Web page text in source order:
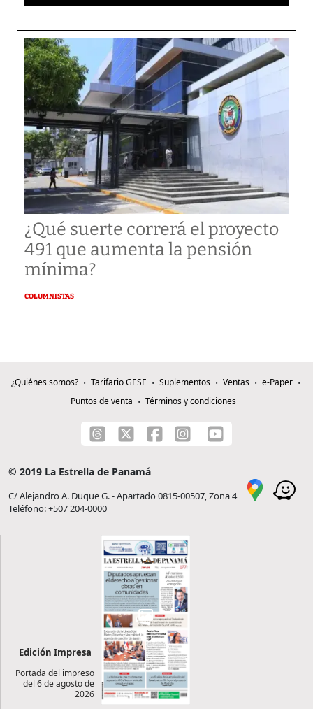
¿Qué suerte correrá el proyecto
491 que aumenta la pensión
mínima?
COLUMNISTAS
¿Quiénes somos? Tarifario GESE Suplementos Ventas
e-Paper
Puntos de venta
Términos y condiciones
© 2019 La Estrella de Panamá
C/ Alejandro A. Duque G. - Apartado 0815-00507, Zona 4
Teléfono: +507 204-0000
Edición Impresa
Portada del impreso
del 6 de agosto de
2026